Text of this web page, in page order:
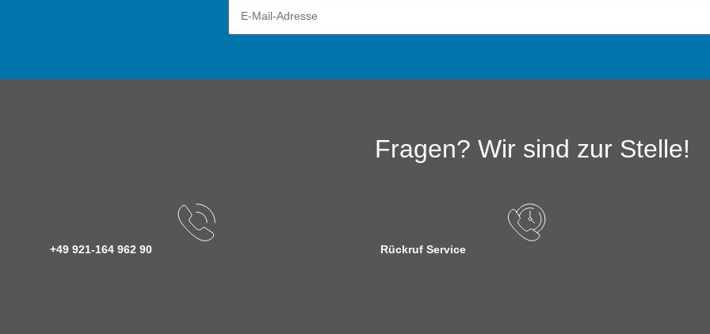
Fragen? Wir sind zur Stelle!
+49 921-164 962 90 Rückruf Service